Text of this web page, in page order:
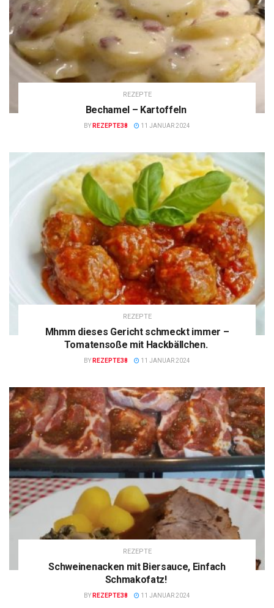
REZEPTE
Bechamel – Kartoffeln
BY REZEPTE38 11 JANUAR 2024
REZEPTE
Mhmm dieses Gericht schmeckt immer –
Tomatensoße mit Hackbällchen.
BY REZEPTE38 11 JANUAR 2024
REZEPTE
Schweinenacken mit Biersauce, Einfach
Schmakofatz!
BY REZEPTE38 11 JANUAR 2024